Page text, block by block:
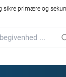
sikre primære og